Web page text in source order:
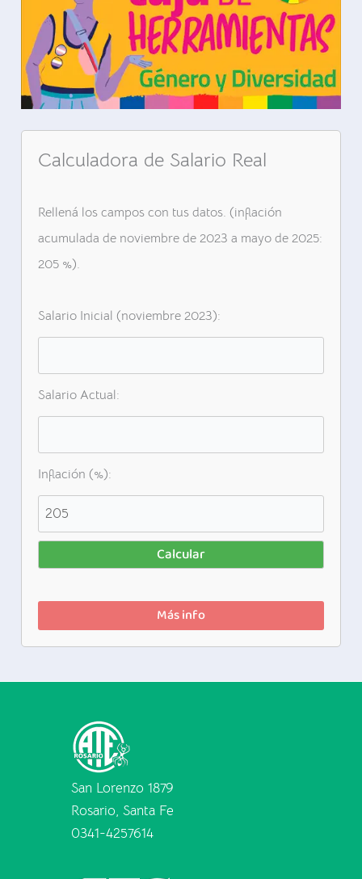
Calculadora de Salario Real
Rellená los campos con tus datos. (inflación
acumulada de noviembre de 2023 a mayo de 2025:
205 %).
Salario Inicial (noviembre 2023):
Salario Actual:
Inflación (%):
Calcular
Más info
San Lorenzo 1879
Rosario, Santa Fe
0341-4257614